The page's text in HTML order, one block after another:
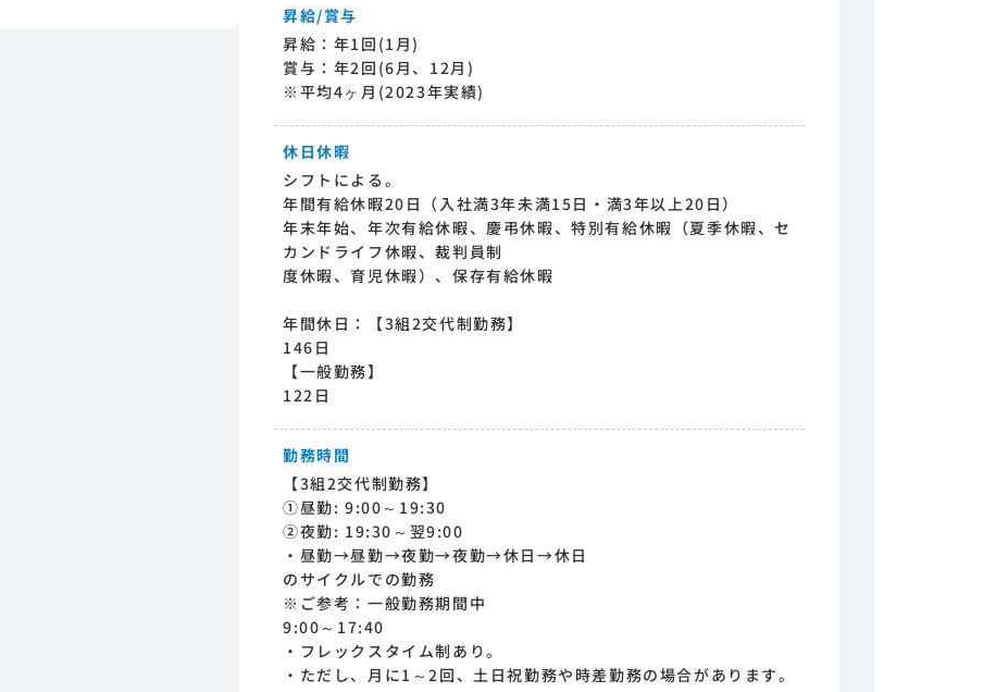
昇給/賞与
昇給：年1回(1月)
賞与：年2回(6月、12月)
※平均4ヶ月(2023年実績)
休日休暇
シフトによる。
年間有給休暇20日（入社満3年未満15日・満3年以上20日）
年末年始、年次有給休暇、慶弔休暇、特別有給休暇（夏季休暇、セ
カンドライフ休暇、裁判員制
度休暇、育児休暇）、保存有給休暇
年間休日：【3組2交代制勤務】
146日
【一般勤務】
122日
勤務時間
【3組2交代制勤務】
①昼勤: 9:00～19:30
②夜勤: 19:30～翌9:00
・昼勤→昼勤→夜勤→夜勤→休日→休日
のサイクルでの勤務
※ご参考：一般勤務期間中
9:00～17:40
・フレックスタイム制あり。
・ただし、月に1～2回、土日祝勤務や時差勤務の場合があります。